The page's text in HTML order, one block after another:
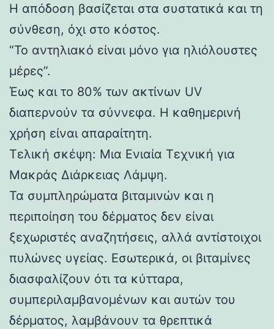
Η απόδοση βασίζεται στα συστατικά και τη
σύνθεση, όχι στο κόστος.
“Το αντηλιακό είναι μόνο για ηλιόλουστες
μέρες”.
Έως και το 80% των ακτίνων UV
διαπερνούν τα σύννεφα. Η καθημερινή
χρήση είναι απαραίτητη.
Τελική σκέψη: Μια Ενιαία Τεχνική για
Μακράς Διάρκειας Λάμψη.
Τα συμπληρώματα βιταμινών και η
περιποίηση του δέρματος δεν είναι
ξεχωριστές αναζητήσεις, αλλά αντίστοιχοι
πυλώνες υγείας. Εσωτερικά, οι βιταμίνες
διασφαλίζουν ότι τα κύτταρα,
συμπεριλαμβανομένων και αυτών του
δέρματος, λαμβάνουν τα θρεπτικά